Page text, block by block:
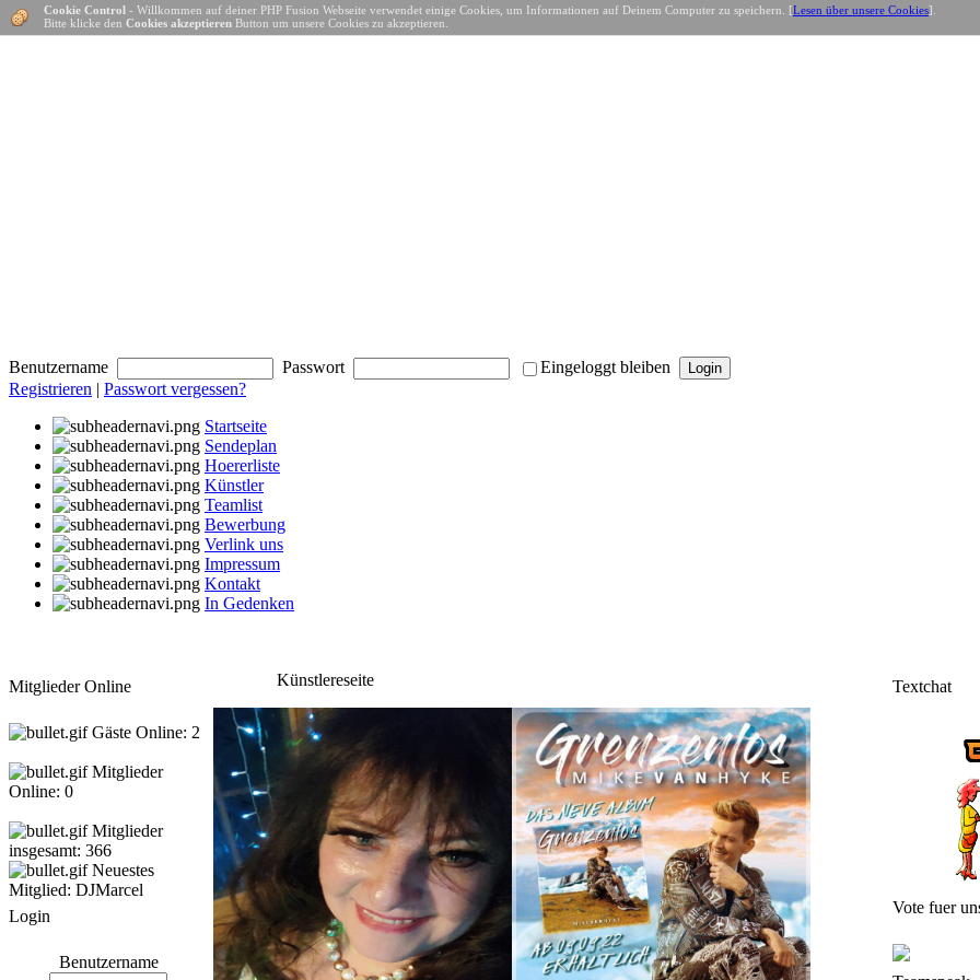
Benutzername Passwort
Eingeloggt bleiben
Registrieren | Passwort vergessen?
Startseite
Sendeplan
Hoererliste
Künstler
Teamlist
Bewerbung
Verlink uns
Impressum
Kontakt
In Gedenken
Mitglieder Online
Gäste Online: 2
Mitglieder
Online: 0
Mitglieder
insgesamt: 366
Neuestes
Mitglied: DJMarcel
Login
Benutzername
Künstlereseite
Cookie Control - Willkommen auf deiner PHP Fusion Webseite verwendet einige Cookies, um Informationen auf Deinem Computer zu speichern. [Lesen über unsere Cookies].
Bitte klicke den Cookies akzeptieren Button um unsere Cookies zu akzeptieren.
Textchat
Vote fuer